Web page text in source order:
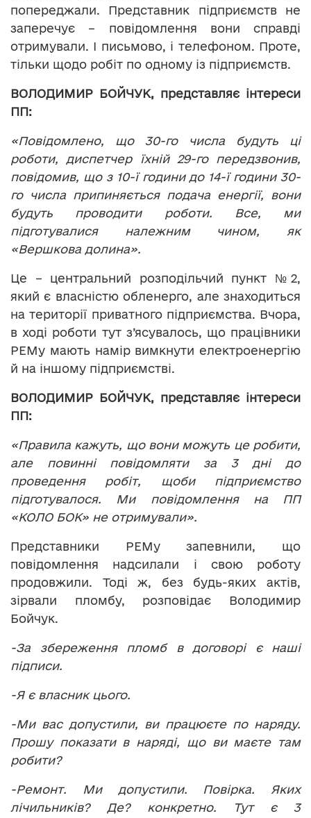
попереджали. Представник підприємств не
заперечує – повідомлення вони справді
отримували. І письмово, і телефоном. Проте,
тільки щодо робіт по одному із підприємств.
ВОЛОДИМИР БОЙЧУК, представляє інтереси
ПП:
«Повідомлено, що 30-го числа будуть ці
роботи, диспетчер їхній 29-го передзвонив,
повідомив, що з 10-ї години до 14-ї години 30-
го числа припиняється подача енергії, вони
будуть проводити роботи. Все, ми
підготувалися належним чином, як
«Вершкова долина».
Це – центральний розподільчий пункт №2,
який є власністю обленерго, але знаходиться
на території приватного підприємства. Вчора,
в ході роботи тут з’ясувалось, що працівники
РЕМу мають намір вимкнути електроенергію
й на іншому підприємстві.
ВОЛОДИМИР БОЙЧУК, представляє інтереси
ПП:
«Правила кажуть, що вони можуть це робити,
але повинні повідомляти за 3 дні до
проведення робіт, щоби підприємство
підготувалося. Ми повідомлення на ПП
«КОЛО БОК» не отримували».
Представники РЕМу запевнили, що
повідомлення надсилали і свою роботу
продовжили. Тоді ж, без будь-яких актів,
зірвали пломбу, розповідає Володимир
Бойчук.
-За збереження пломб в договорі є наші
підписи.
-Я є власник цього.
-Ми вас допустили, ви працюєте по наряду.
Прошу показати в наряді, що ви маєте там
робити?
-Ремонт. Ми допустили. Повірка. Яких
лічильників? Де? конкретно. Тут є 3